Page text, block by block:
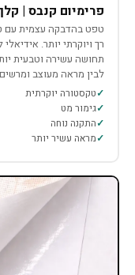
פרימיום קנבס |
טפט בהדבקה עצמית עם
רך ויוקרתי יותר.
תחושה עשירה וטבעית
לבין מראה מעוצב
טקסטורה יוקרתית
גימור מט
התקנה נוחה
מראה עשיר יותר